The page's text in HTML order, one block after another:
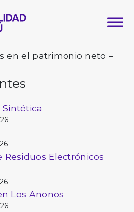
en el patrimonio neto –
Sintética
Residuos Electrónicos
Los Anonos